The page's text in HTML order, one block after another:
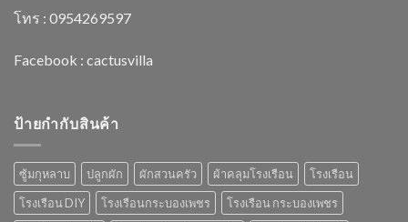
โทร : 0954269597
Facebook : cactusvilla
ป้ายกำกับสินค้า
ซู้มกุหลาบ ปลูกผัก ผักสวนครัว ผ้าคลุมโรงเรือน
โรงเรือน
โรงเรือน DIY
โรงเรือนกระบองเพชร
โรงเรือน กระบองเพชร